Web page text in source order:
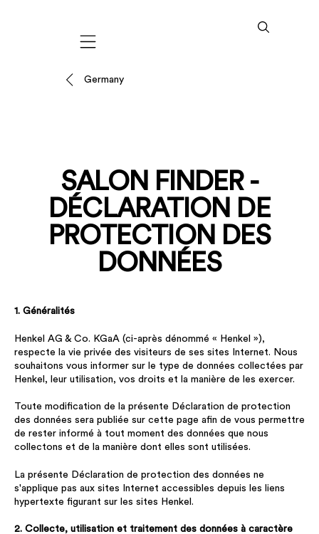
Mobile navigation
Germany
SALON FINDER -
DÉCLARATION DE
PROTECTION DES
DONNÉES
1. Généralités
Henkel AG & Co. KGaA (ci-après dénommé « Henkel »),
respecte la vie privée des visiteurs de ses sites Internet. Nous
souhaitons vous informer sur le type de données collectées par
Henkel, leur utilisation, vos droits et la manière de les exercer.
Toute modification de la présente Déclaration de protection
des données sera publiée sur cette page afin de vous permettre
de rester informé à tout moment des données que nous
collectons et de la manière dont elles sont utilisées.
La présente Déclaration de protection des données ne
s'applique pas aux sites Internet accessibles depuis les liens
hypertexte figurant sur les sites Henkel.
2. Collecte, utilisation et traitement des données à caractère